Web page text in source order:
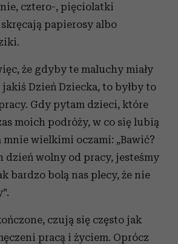
cztero-, pięciolatki
papierosy albo
że gdyby te maluchy miały
Dzień Dziecka, to byłby to
Gdy pytam dzieci, które
moich podróży, w co się lubią
wielkimi oczami: „Bawić?
dzień wolny od pracy, jesteśmy
bardzo bolą nas plecy, że nie
czują się często jak
pracą i życiem. Oprócz